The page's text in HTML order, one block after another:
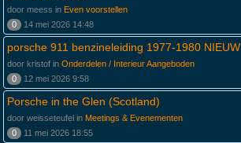
door meess in Even voorstellen
0
14 mei 2026 14:48
porsche 911 benzineleiding 1977-1980 NIEUW
door kristof in Onderdelen / Interieur Aangeboden
0
12 mei 2026 9:58
Porsche in the Glen (Scotland)
door weisseteufel in Meetings & Evenementen
0
11 mei 2026 18:55